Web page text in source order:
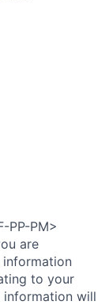
PP-PM>
are
to your
information will